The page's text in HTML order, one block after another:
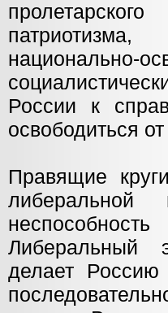
России к
освободиться
Правящие
Либеральный
делает Россию